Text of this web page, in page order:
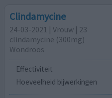
Clindamycine
24-03-2021 | Vrouw | 23
clindamycine (300mg)
Wondroos
Effectiviteit
Hoeveelheid bijwerkingen